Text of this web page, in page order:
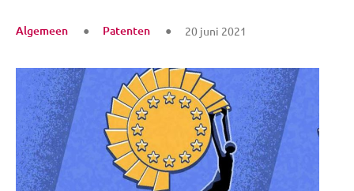
Algemeen Patenten 20 juni 2021